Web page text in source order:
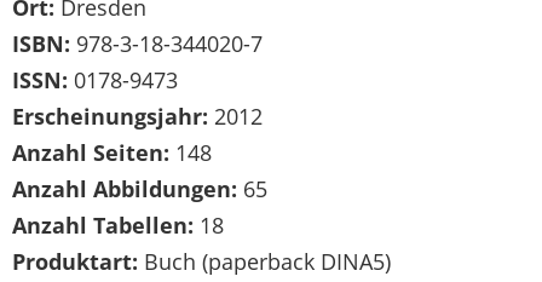
Ort: Dresden
ISBN: 978-3-18-344020-7
ISSN: 0178-9473
Erscheinungsjahr: 2012
Anzahl Seiten: 148
Anzahl Abbildungen: 65
Anzahl Tabellen: 18
Produktart: Buch (paperback DINA5)